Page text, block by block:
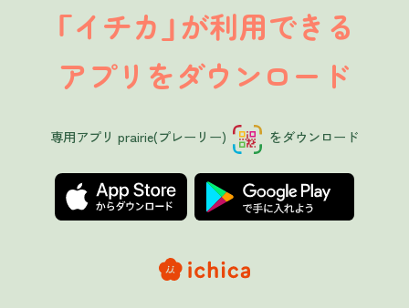
「イチカ」 が利用できる
アプリをダウンロード
専用アプリ prairie(プレーリー) をダウンロード